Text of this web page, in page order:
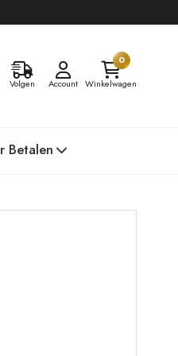
Volgen Account
0
Winkelwagen
Betalen